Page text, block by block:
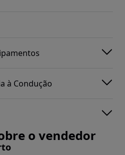
à Condução
o vendedor